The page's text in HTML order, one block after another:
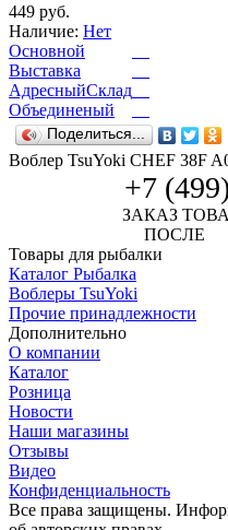
449 руб.
Наличие: Нет
Основной
Выставка
АдресныйСклад
Объединеный
Поделиться...
Воблер TsuYoki CHEF 38F
+7
ЗАКАЗ
ПОСЛЕ
Товары для рыбалки
Каталог Рыбалка
Воблеры TsuYoki
Прочие принадлежности
Дополнительно
О компании
Каталог
Розница
Новости
Наши магазины
Отзывы
Видео
Конфиденциальность
Все права защищены.